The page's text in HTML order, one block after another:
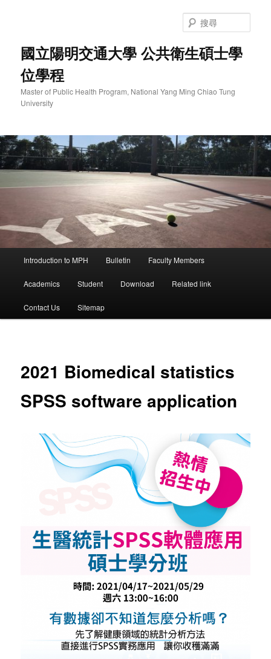
國立陽明交通大學 公共衛生碩士學
位學程
Master of Public Health Program, National Yang Ming Chiao Tung
University
尋
Introduction to MPH Bulletin Faculty Members
Academics Student Download Related link
Contact Us Sitemap
2021 Biomedical statistics
SPSS software application